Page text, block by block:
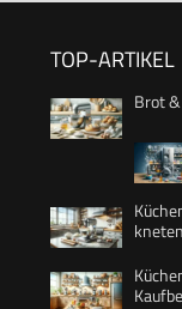
TOP-ARTIKEL
Brot
kneten